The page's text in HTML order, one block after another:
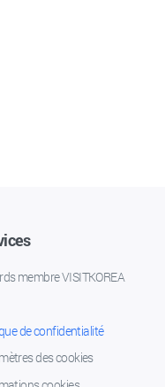
membre VISITKOREA
de confidentialité
des cookies